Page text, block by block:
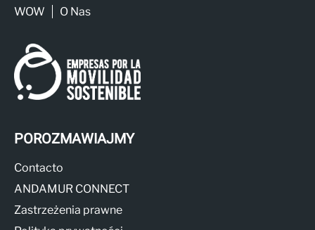
WOW
O Nas
POROZMAWIAJMY
Contacto
ANDAMUR CONNECT
Zastrzeżenia prawne